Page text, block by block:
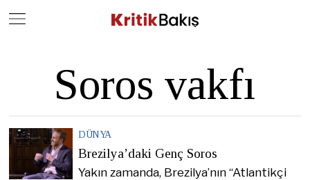
Soros vakfı
DÜNYA
Brezilya’daki Genç Soros
Yakın zamanda, Brezilya’nın “Atlantikçi